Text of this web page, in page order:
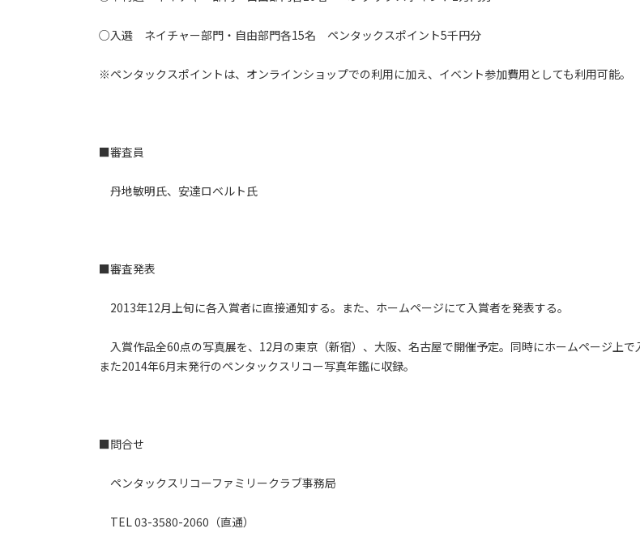
○入選 ネイチャー部門・自由部門各15名 ペンタックスポイント5千円分
※ペンタックスポイントは、オンラインショップでの利用に加え、イベント参加費用としても利用可能。
■審査員
丹地敏明氏、安達ロベルト氏
■審査発表
2013年12月上旬に各入賞者に直接通知する。また、ホームページにて入賞者を発表する。
入賞作品全60点の写真展を、12月の東京（新宿）、大阪、名古屋で開催予定。同時にホームページ上で
また2014年6月末発行のペンタックスリコー写真年鑑に収録。
■問合せ
ペンタックスリコーファミリークラブ事務局
TEL 03-3580-2060（直通）